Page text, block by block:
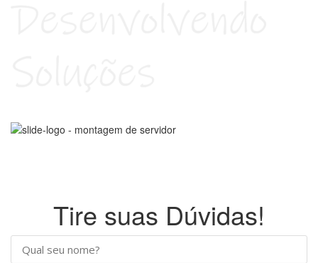
Tire suas Dúvidas!